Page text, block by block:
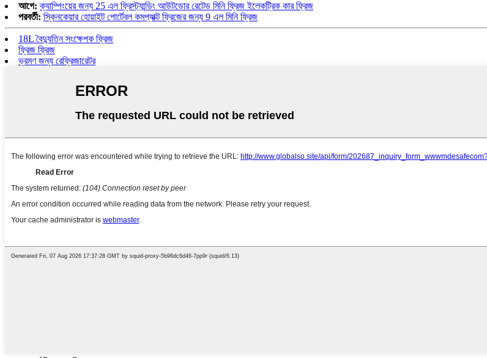
আগে: ক্যাম্পিংয়ের জন্য 25 এল ফ্রিস্ট্যান্ডিং আউটডোর রেটেড মিনি ফ্রিজ ইলেকট্রিক কার ফ্রিজ
পরবর্তী: স্কিনকেয়ার হোয়াইট পোর্টেবল কমপ্যাক্ট ফ্রিজের জন্য 9 এল মিনি ফ্রিজ
18L বৈদ্যুতিন সংক্ষেপক ফ্রিজ
ফ্রিজ ফ্রিজ
ভ্রমণ জন্য রেফ্রিজারেটর